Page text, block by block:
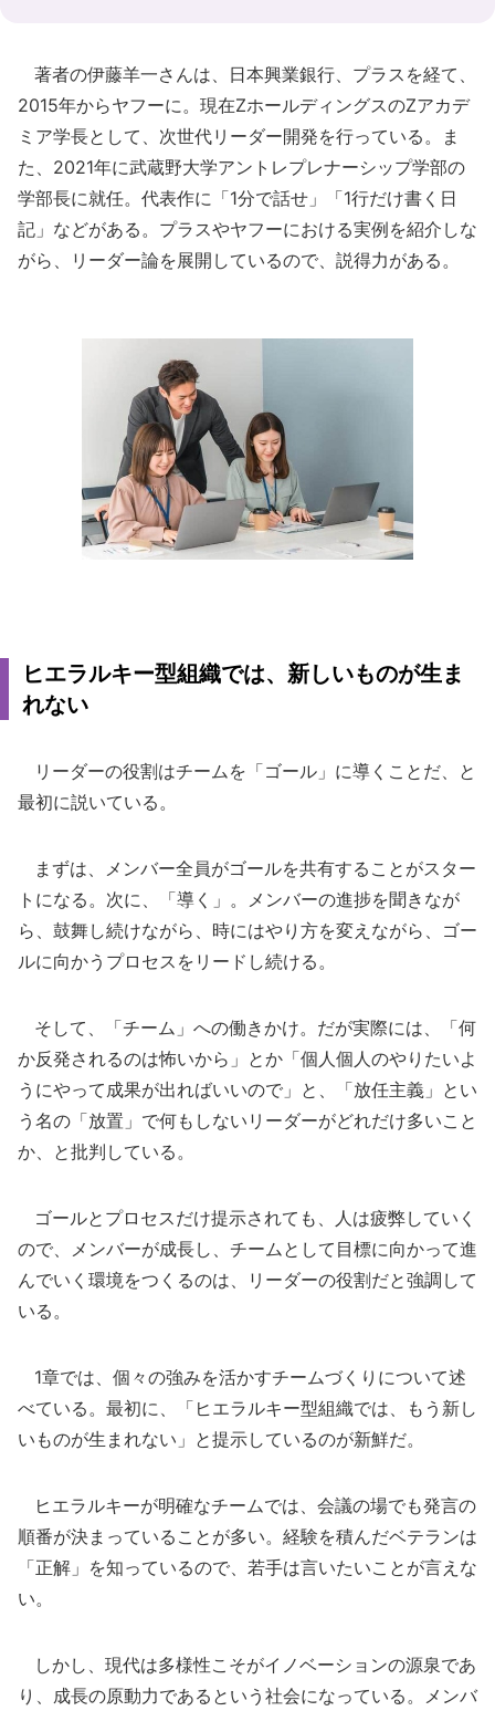
著者の伊藤羊一さんは、日本興業銀行、プラスを経て、
2015年からヤフーに。現在ZホールディングスのZアカデ
ミア学長として、次世代リーダー開発を行っている。ま
た、2021年に武蔵野大学アントレプレナーシップ学部の
学部長に就任。代表作に「1分で話せ」「1行だけ書く日
記」などがある。プラスやヤフーにおける実例を紹介しな
がら、リーダー論を展開しているので、説得力がある。
ヒエラルキー型組織では、新しいものが生ま
れない
リーダーの役割はチームを「ゴール」に導くことだ、と
最初に説いている。
まずは、メンバー全員がゴールを共有することがスター
トになる。次に、「導く」。メンバーの進捗を聞きなが
ら、鼓舞し続けながら、時にはやり方を変えながら、ゴー
ルに向かうプロセスをリードし続ける。
そして、「チーム」への働きかけ。だが実際には、「何
か反発されるのは怖いから」とか「個人個人のやりたいよ
うにやって成果が出ればいいので」と、「放任主義」とい
う名の「放置」で何もしないリーダーがどれだけ多いこと
か、と批判している。
ゴールとプロセスだけ提示されても、人は疲弊していく
ので、メンバーが成長し、チームとして目標に向かって進
んでいく環境をつくるのは、リーダーの役割だと強調して
いる。
1章では、個々の強みを活かすチームづくりについて述
べている。最初に、「ヒエラルキー型組織では、もう新し
いものが生まれない」と提示しているのが新鮮だ。
ヒエラルキーが明確なチームでは、会議の場でも発言の
順番が決まっていることが多い。経験を積んだベテランは
「正解」を知っているので、若手は言いたいことが言えな
い。
しかし、現代は多様性こそがイノベーションの源泉であ
り、成長の原動力であるという社会になっている。メンバ